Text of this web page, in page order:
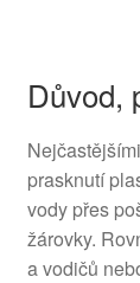
Důvod,
prasknutí
vody přes
žárovky.
a vodičů